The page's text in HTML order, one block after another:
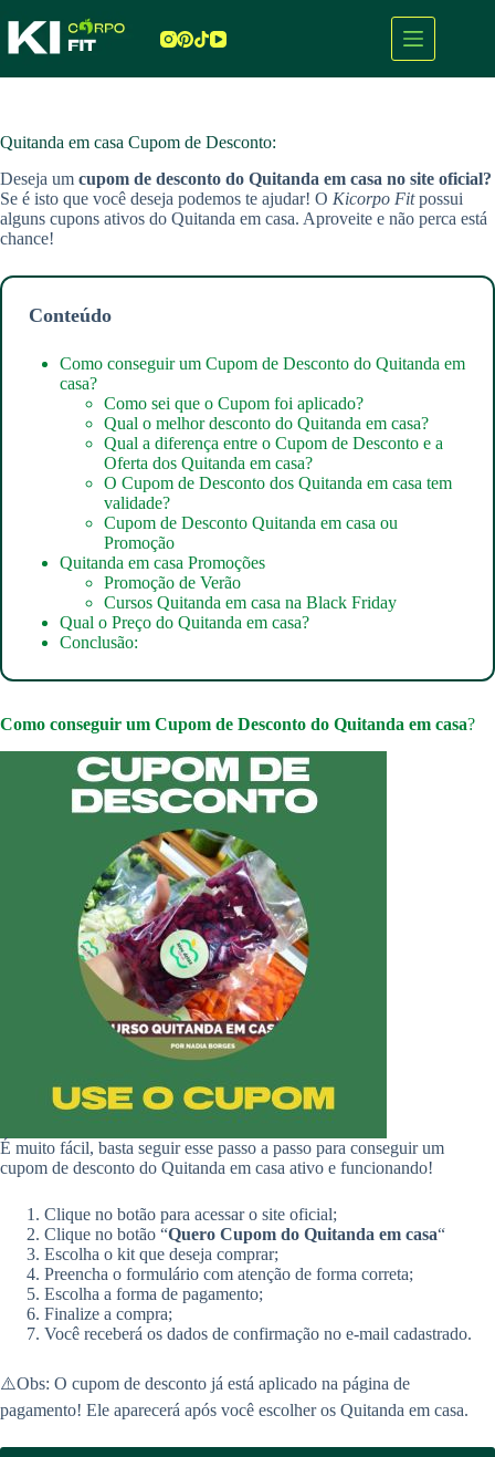
para
Quitanda em casa Cupom de Desconto:
Deseja um cupom de desconto do Quitanda em casa no site oficial?
Se é isto que você deseja podemos te ajudar! O Kicorpo Fitpossui
alguns cupons ativos do Quitanda em casa. Aproveite e não perca está
chance!
Conteúdo
Como conseguir um Cupom de Desconto do Quitanda em
casa?
Como sei que o Cupom foi aplicado?
Qual o melhor desconto do Quitanda em casa?
Qual a diferença entre o Cupom de Desconto e a
Oferta dos Quitanda em casa?
O Cupom de Desconto dos Quitanda em casa tem
validade?
Cupom de Desconto Quitanda em casa ou
Promoção
Quitanda em casa Promoções
Promoção de Verão
Cursos Quitanda em casa na Black Friday
Qual o Preço do Quitanda em casa?
Conclusão:
Como conseguir um Cupom de Desconto do Quitanda em casa?
É muito fácil, basta seguir esse passo a passo para conseguir um
cupom de desconto do Quitanda em casa ativo e funcionando!
Clique no botão para acessar o site oficial;
Clique no botão “Quero Cupom do Quitanda em casa“
Escolha o kit que deseja comprar;
Preencha o formulário com atenção de forma correta;
Escolha a forma de pagamento;
Finalize a compra;
Você receberá os dados de confirmação no e-mail cadastrado.
⚠️Obs: O cupom de desconto já está aplicado na página de
pagamento! Ele aparecerá após você escolher os Quitanda em casa.